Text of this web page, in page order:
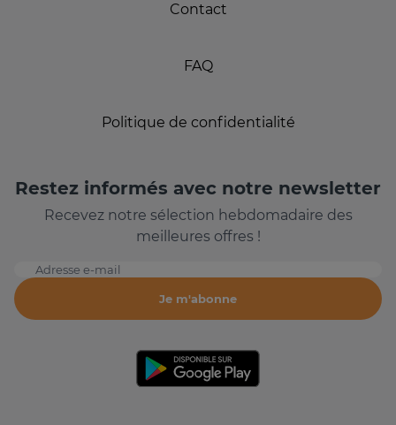
Contact
FAQ
Politique de confidentialité
Restez informés avec notre newsletter
Recevez notre sélection hebdomadaire des
meilleures offres !
Adresse e-mail
Je m'abonne